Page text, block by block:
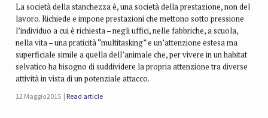
La società della stanchezza è, una società della prestazione, non del
lavoro. Richiede e impone prestazioni che mettono sotto pressione
l’individuo a cui è richiesta – negli uffici, nelle fabbriche, a scuola,
nella vita – una praticità “multitasking” e un’attenzione estesa ma
superficiale simile a quella dell’animale che, per vivere in un habitat
selvatico ha bisogno di suddividere la propria attenzione tra diverse
attività in vista di un potenziale attacco.
12 Maggio 2015 Read article